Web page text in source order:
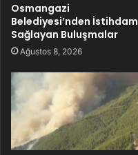
Osmangazi
Belediyesi’nden İstihdam
Sağlayan Buluşmalar
Ağustos 8, 2026